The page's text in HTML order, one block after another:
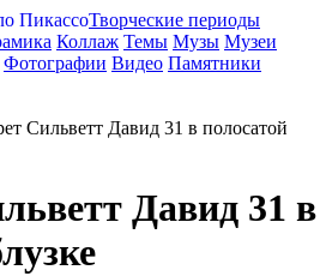
Творческие периоды
Коллаж Темы Музы Музеи
Фотографии Видео Памятники
Давид 31 в